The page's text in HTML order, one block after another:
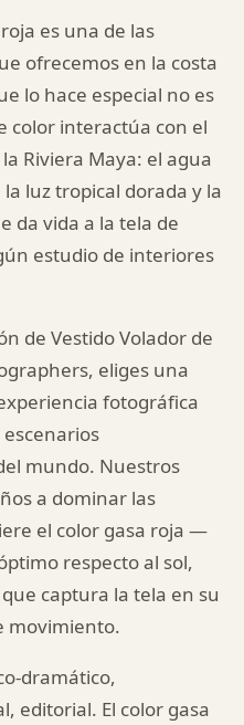
es una de las
ofrecemos en la costa
lo hace especial no es
color interactúa con el
Riviera Maya: el agua
luz tropical dorada y la
da vida a la tela de
estudio de interiores
de Vestido Volador de
eliges una
fotográfica
mundo. Nuestros
a dominar las
el color gasa roja —
respecto al sol,
captura la tela en su
movimiento.
dramático,
editorial. El color gasa